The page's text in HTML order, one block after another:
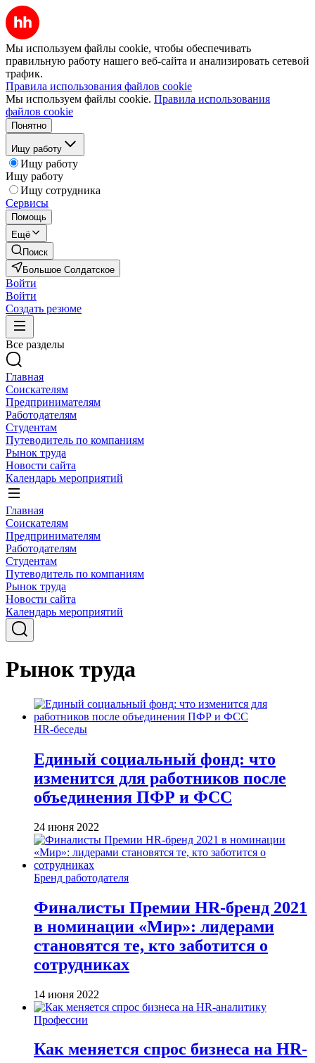
Мы используем файлы cookie, чтобы обеспечивать
правильную работу нашего веб-сайта и анализировать сетевой
трафик.
Правила использования файлов cookie
Мы используем файлы cookie. Правила использования
файлов cookie
Понятно
Ищу работу
Ищу работу
Ищу работу
Ищу сотрудника
Сервисы
Помощь
Ещё
Поиск
Большое Солдатское
Войти
Войти
Создать резюме
Все разделы
Главная
Соискателям
Предпринимателям
Работодателям
Студентам
Путеводитель по компаниям
Рынок труда
Новости сайта
Календарь мероприятий
Главная
Соискателям
Предпринимателям
Работодателям
Студентам
Путеводитель по компаниям
Рынок труда
Новости сайта
Календарь мероприятий
Рынок труда
HR-беседы
Единый социальный фонд: что
изменится для работников после
объединения ПФР и ФСС
24 июня 2022
Бренд работодателя
Финалисты Премии HR-бренд 2021
в номинации «Мир»: лидерами
становятся те, кто заботится о
сотрудниках
14 июня 2022
Профессии
Как меняется спрос бизнеса на HR-